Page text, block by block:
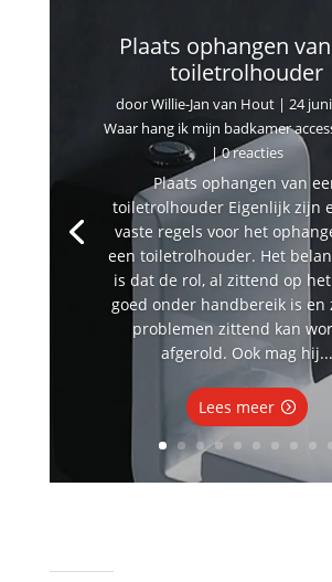
Plaats ophangen
toiletrolhouder
doorWillie-Jan van Hout | 24
Waar hang ik mijn badkamer
| 0 reacties
Plaats ophangen van
toiletrolhouder Eigenlijk zijn
vaste regels voor het
een toiletrolhouder. Het
is dat de rol, al zittend op
goed onder handbereik is en
problemen zittend kan
afgerold. Ook mag hij...
Lees meer